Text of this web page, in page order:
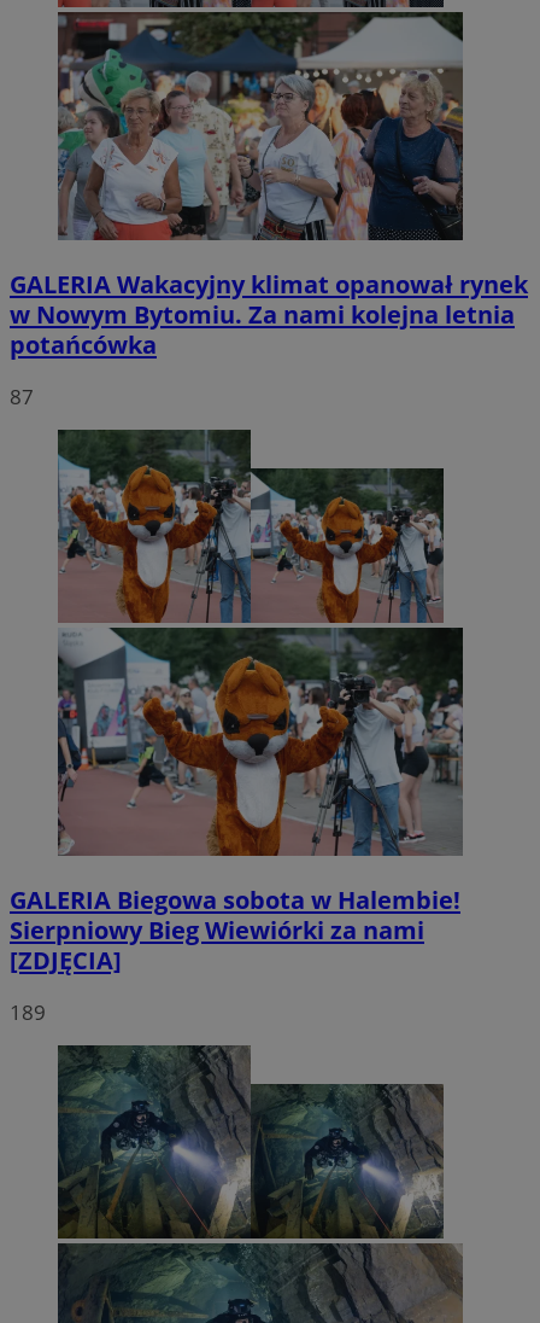
GALERIAWakacyjny klimat opanował rynek
w Nowym Bytomiu. Za nami kolejna letnia
potańcówka
87
GALERIA Biegowa sobota w Halembie!
Sierpniowy Bieg Wiewiórki za nami
[ZDJĘCIA]
189